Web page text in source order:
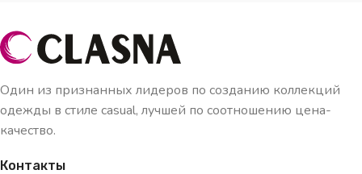
Один из признанных лидеров по созданию коллекций
одежды в стиле casual, лучшей по соотношению цена-
качество.
Контакты